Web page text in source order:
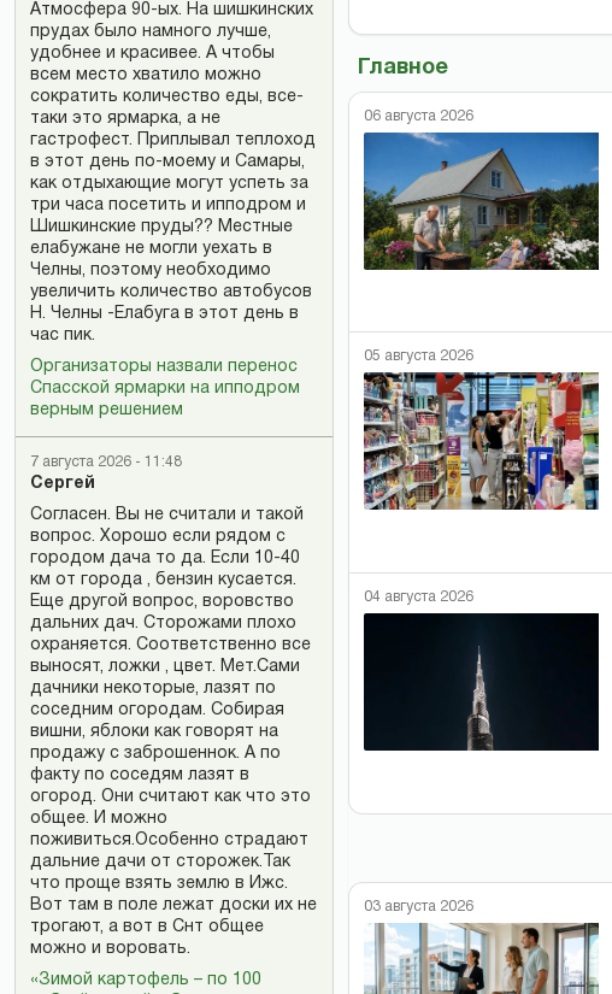
Атмосфера 90-ых. На шишкинских
прудах было намного лучше,
удобнее и красивее. А чтобы
всем место хватило можно
сократить количество еды, все-
таки это ярмарка, а не
гастрофест. Приплывал теплоход
в этот день по-моему и Самары,
как отдыхающие могут успеть за
три часа посетить и ипподром и
Шишкинские пруды?? Местные
елабужане не могли уехать в
Челны, поэтому необходимо
увеличить количество автобусов
Н. Челны -Елабуга в этот день в
час пик.
Организаторы назвали перенос
Спасской ярмарки на ипподром
верным решением
7 августа 2026 - 11:48
Сергей
Согласен. Вы не считали и такой
вопрос. Хорошо если рядом с
городом дача то да. Если 10-40
км от города , бензин кусается.
Еще другой вопрос, воровство
дальних дач. Сторожами плохо
охраняется. Соответственно все
выносят, ложки , цвет. Мет.Сами
дачники некоторые, лазят по
соседним огородам. Собирая
вишни, яблоки как говорят на
продажу с заброшеннок. А по
факту по соседям лазят в
огород. Они считают как что это
общее. И можно
поживиться.Особенно страдают
дальние дачи от сторожек.Так
что проще взять землю в Ижс.
Вот там в поле лежат доски их не
трогают, а вот в Снт общее
можно и воровать.
«Зимой картофель – по 100
Главное
06 августа 2026
05 августа 2026
04 августа 2026
03 августа 2026